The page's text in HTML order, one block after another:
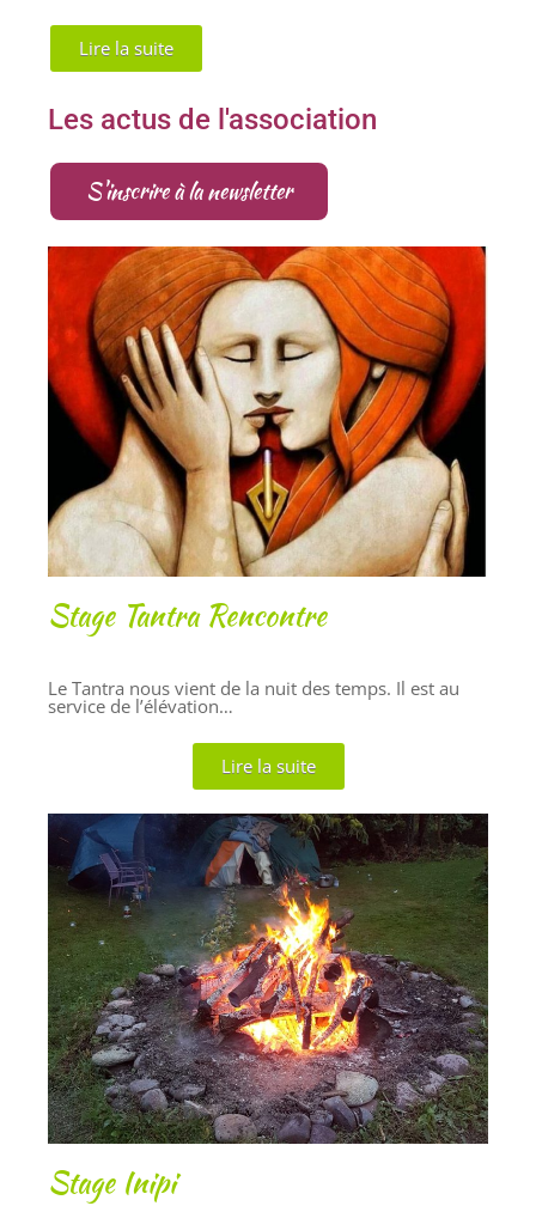
Lire la suite
Les actus de l'association
S'inscrire à la newsletter
Stage Tantra Rencontre
Le Tantra nous vient de la nuit des temps. Il est au
service de l’élévation…
Lire la suite
Stage Inipi